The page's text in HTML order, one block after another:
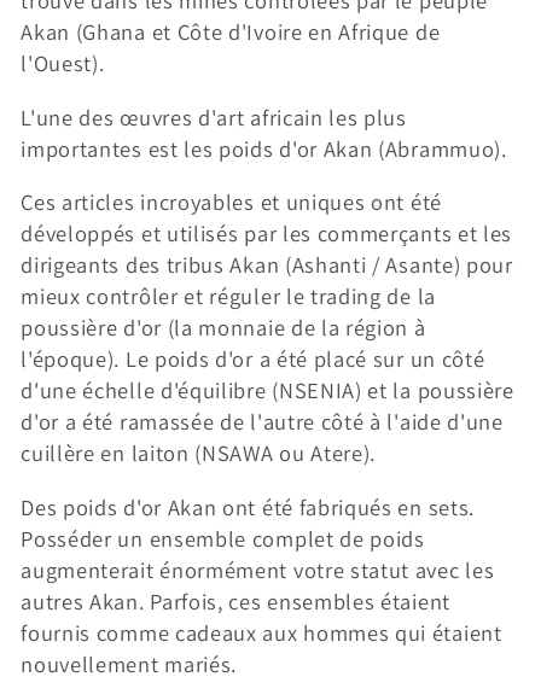
e
c
t
i
o
n
:
Akan (Ghana et Côte d'Ivoire en Afrique de
l'Ouest).
L'une des œuvres d'art africain les plus
importantes est les poids d'or Akan (Abrammuo).
Ces articles incroyables et uniques ont été
développés et utilisés par les commerçants et les
dirigeants des tribus Akan (Ashanti / Asante) pour
mieux contrôler et réguler le trading de la
poussière d'or (la monnaie de la région à
l'époque). Le poids d'or a été placé sur un côté
d'une échelle d'équilibre (NSENIA) et la poussière
d'or a été ramassée de l'autre côté à l'aide d'une
cuillère en laiton (NSAWA ou Atere).
Des poids d'or Akan ont été fabriqués en sets.
Posséder un ensemble complet de poids
augmenterait énormément votre statut avec les
autres Akan. Parfois, ces ensembles étaient
fournis comme cadeaux aux hommes qui étaient
nouvellement mariés.